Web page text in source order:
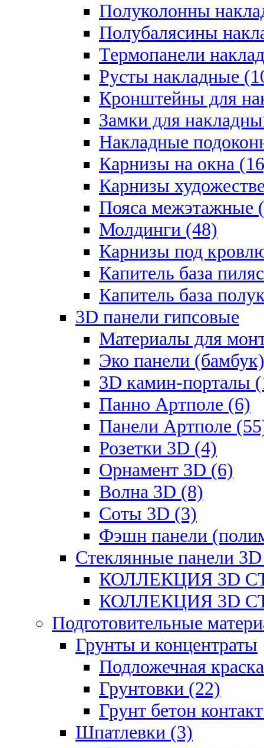
Полуколонны
Полубалясины
Термопанели
Русты накладные
Кронштейны для
Замки для
Накладные
Карнизы на окна
Карнизы
Пояса межэтажные
Молдинги (48)
Карнизы под
Капитель база
Капитель база
3D панели гипсовые
Материалы для
Эко панели
3D камин-порталы
Панно Артполе (6)
Панели Артполе
Розетки 3D (4)
Орнамент 3D (6)
Волна 3D (8)
Соты 3D (3)
Фэшн панели
Стеклянные панели 3D
КОЛЛЕКЦИЯ 3D
КОЛЛЕКЦИЯ 3D
Подготовительные
Грунты и концентраты
Подложечная
Грунтовки (22)
Грунт бетон
Шпатлевки (3)